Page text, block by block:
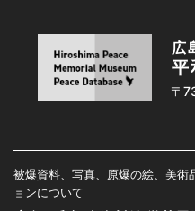
広
平
〒
被爆資料、写真、原爆の絵、美術
ョンについて